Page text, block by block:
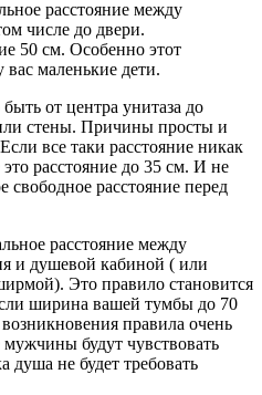
расстояние между
числе до двери.
50 см. Особенно этот
вас маленькие дети.
от центра унитаза до
стены. Причины просты и
все таки расстояние никак
это расстояние до 35 см. И не
свободное расстояние перед
расстояние между
и душевой кабиной ( или
Это правило становится
ширина вашей тумбы до 70
правила очень
будут чувствовать
душа не будет требовать